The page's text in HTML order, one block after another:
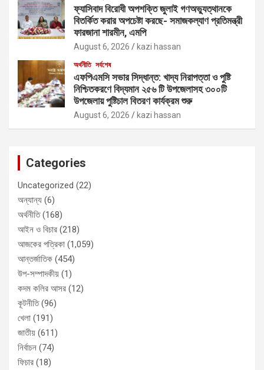
ফ্যাসিবাদ বিরোধী অপশক্তি জুলাই গণঅভ্যুত্থানকে
বিতর্কিত করার অপচেষ্টা করছে- সমাজকল্যাণ প্রতিমন্ত্রী
ফারজানা শারমীন, এমপি
August 6, 2026 kazi hassan
অর্থনীতি সর্বশেষ
এফপিএমসি সভার সিদ্ধান্ত: খাদ্য নিরাপত্তা ও পুষ্টি
নিশ্চিতকরণে বিদ্যমান ২৫৬ টি উপজেলাসহ ৩০০টি
উপজেলায় পুষ্টিচাল বিতরণ কার্যক্রম শুরু
August 6, 2026 kazi hassan
Categories
Uncategorized (22)
অন্যান্য (6)
অর্থনীতি(168)
আইন ও বিচার (218)
আজকের পত্রিকা (1,059)
আন্তর্জাতিক (454)
উপ-সম্পাদকীয় (1)
কদম কলির আসর (12)
কূটনীতি(96)
খেলা (191)
জাতীয় (611)
নির্বাচন (74)
ফিচার (18)